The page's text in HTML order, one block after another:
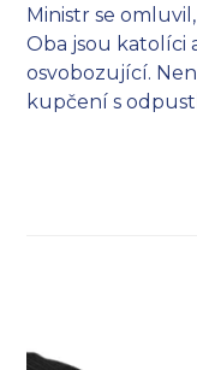
Ministr se
Oba jsou katolíci
osvobozující.
kupčení s